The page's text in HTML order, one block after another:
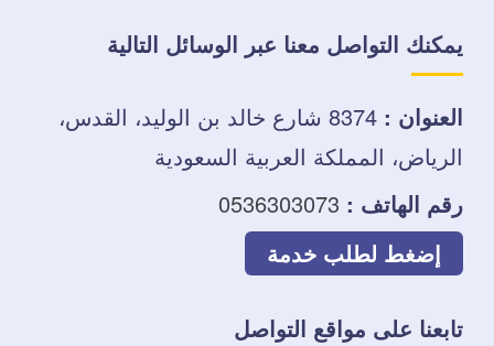
يمكنك التواصل معنا عبر الوسائل التالية
العنوان :
8374 شارع خالد بن الوليد، القدس،
الرياض، المملكة العربية السعودية
رقم الهاتف : 0536303073
إضغط لطلب خدمة
تابعنا على مواقع التواصل